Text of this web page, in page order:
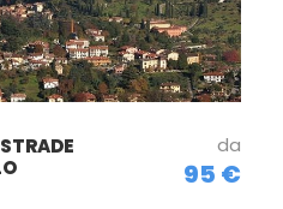
da
95 €